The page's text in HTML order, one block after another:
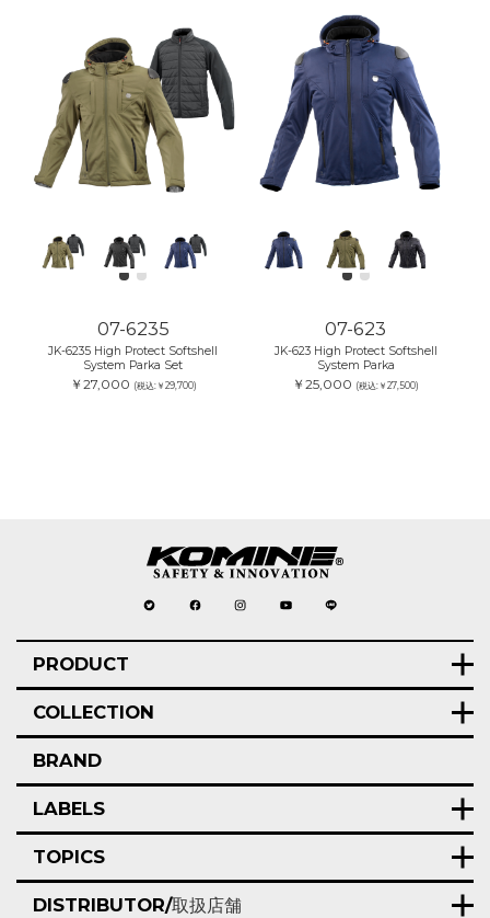
07-6235
JK-6235 High Protect Softshell
System Parka Set
￥27,000 (税込:￥29,700)
07-623
JK-623 High Protect Softshell
System Parka
￥25,000 (税込:￥27,500)
PRODUCT
COLLECTION
BRAND
LABELS
TOPICS
DISTRIBUTOR/取扱店舗